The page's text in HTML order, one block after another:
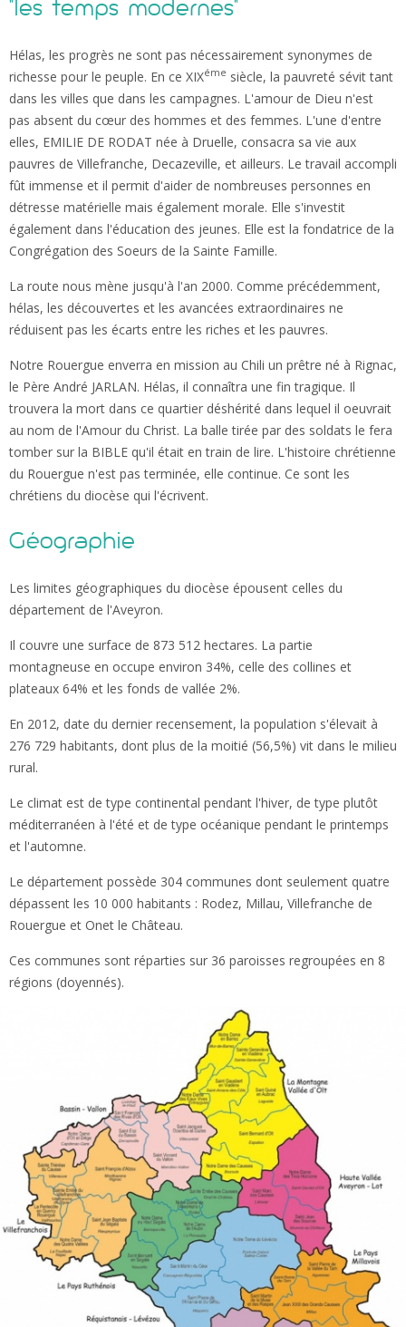
"les temps modernes"
Hélas, les progrès ne sont pas nécessairement synonymes de
richesse pour le peuple. En ce XIXéme siècle, la pauvreté sévit tant
dans les villes que dans les campagnes. L'amour de Dieu n'est
pas absent du cœur des hommes et des femmes. L'une d'entre
elles, EMILIE DE RODAT née à Druelle, consacra sa vie aux
pauvres de Villefranche, Decazeville, et ailleurs. Le travail accompli
fût immense et il permit d'aider de nombreuses personnes en
détresse matérielle mais également morale. Elle s'investit
également dans l'éducation des jeunes. Elle est la fondatrice de la
Congrégation des Soeurs de la Sainte Famille.
La route nous mène jusqu'à l'an 2000. Comme précédemment,
hélas, les découvertes et les avancées extraordinaires ne
réduisent pas les écarts entre les riches et les pauvres.
Notre Rouergue enverra en mission au Chili un prêtre né à Rignac,
le Père André JARLAN. Hélas, il connaîtra une fin tragique. Il
trouvera la mort dans ce quartier déshérité dans lequel il oeuvrait
au nom de l'Amour du Christ. La balle tirée par des soldats le fera
tomber sur la BIBLE qu'il était en train de lire. L'histoire chrétienne
du Rouergue n'est pas terminée, elle continue. Ce sont les
chrétiens du diocèse qui l'écrivent.
Géographie
Les limites géographiques du diocèse épousent celles du
département de l'Aveyron.
Il couvre une surface de 873 512 hectares. La partie
montagneuse en occupe environ 34%, celle des collines et
plateaux 64% et les fonds de vallée 2%.
En 2012, date du dernier recensement, la population s'élevait à
276 729 habitants, dont plus de la moitié (56,5%) vit dans le milieu
rural.
Le climat est de type continental pendant l'hiver, de type plutôt
méditerranéen à l'été et de type océanique pendant le printemps
et l'automne.
Le département possède 304 communes dont seulement quatre
dépassent les 10 000 habitants : Rodez, Millau, Villefranche de
Rouergue et Onet le Château.
Ces communes sont réparties sur 36 paroisses regroupées en 8
régions (doyennés).